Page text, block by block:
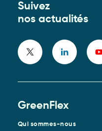
Suivez
nos actualités
GreenFlex
Qui sommes-nous